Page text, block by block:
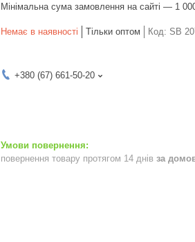
Мінімальна сума замовлення на сайті — 1
Немає в наявності Тільки оптом Код: SB
+380 (67) 661-50-20
повернення товару протягом 14 днів за